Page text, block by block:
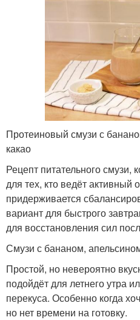
Протеиновый смузи с
какао
Рецепт питательного смузи,
для тех, кто ведёт активный
придерживается
вариант для быстрого
для восстановления сил
Смузи с бананом,
Простой, но невероятно
подойдёт для летнего утра
перекуса. Особенно когда
но нет времени на готовку.